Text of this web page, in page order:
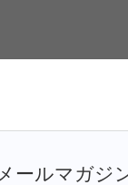
メールマガジ